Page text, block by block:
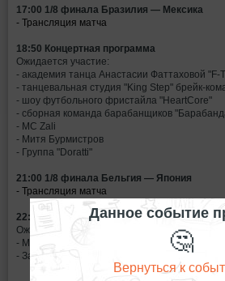
17:00 1/8 финала Бразилия — Мексика
- Трансляция матча
18:50 Концертная программа
Ожидается участие:
- академия танца Анастасии Фаттаховой "F-
- танцевальная студия "King Step" брейк-
- шоу футбольного фристайла "HeartCore"
- сборная команда барабанщиков
- MC Zali
- Митя Бурмистров
- Группа "Doratti"
21:00 1/8 финала Бельгия — Япония
- Трансляция матча
22:50 - 23:50 Концертная программа
Ожидается участие:
- Miss Dj
- Закрытие площадки
Данное событие
🤔
Вернуться к